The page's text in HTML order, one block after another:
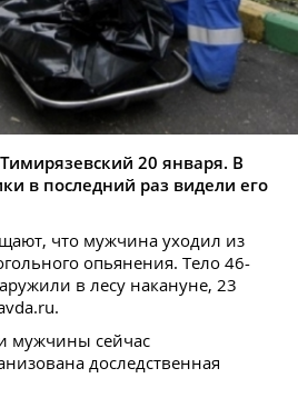
20 января. В
в последний раз видели его
что мужчина уходил из
опьянения. Тело 46-
в лесу накануне, 23
мужчины сейчас
доследственная